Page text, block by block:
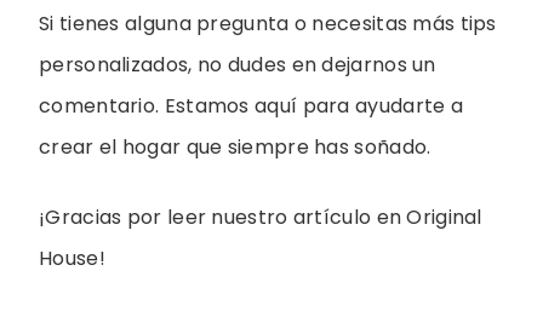
Si tienes alguna pregunta o necesitas más tips
personalizados, no dudes en dejarnos un
comentario. Estamos aquí para ayudarte a
crear el hogar que siempre has soñado.
¡Gracias por leer nuestro artículo en Original
House!